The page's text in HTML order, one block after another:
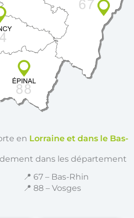
en Lorraine et dans le Bas-
dans les département
📍 67 – Bas-Rhin
📍 88 – Vosges